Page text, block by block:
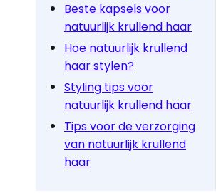
Beste kapsels voor
natuurlijk krullend haar
Hoe natuurlijk krullend
haar stylen?
Styling tips voor
natuurlijk krullend haar
Tips voor de verzorging
van natuurlijk krullend
haar